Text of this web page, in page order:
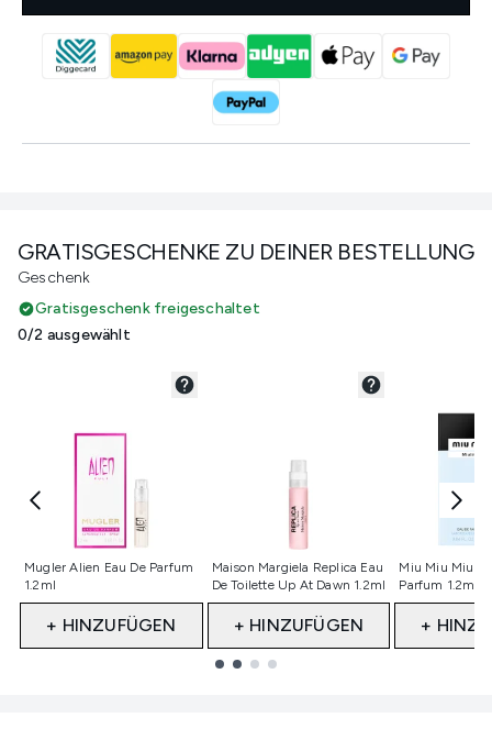
GRATISGESCHENKE ZU DEINER BESTELLUNG
Geschenk
Gratisgeschenk freigeschaltet
0/2 ausgewählt
Mugler Alien Eau De Parfum
1.2ml
Nicht ausgewählt
+ HINZUFÜGEN
Maison Margiela Replica Eau
De Toilette Up At Dawn 1.2ml
Nicht ausgewählt
+ HINZUFÜGEN
Miu Miu
Parfum 1.2ml
Nicht
+